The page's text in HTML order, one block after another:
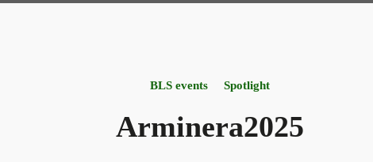
BLS events Spotlight
Arminera2025